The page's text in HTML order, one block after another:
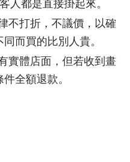
人都是直接掛起來。
不打折，不議價，以確
而買的比別人貴。
實體店面，但若收到畫
全額退款。